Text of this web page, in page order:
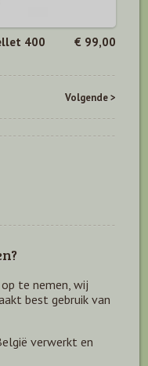
400 € 99,00
Volgende >
te nemen, wij
best gebruik van
verwerkt en